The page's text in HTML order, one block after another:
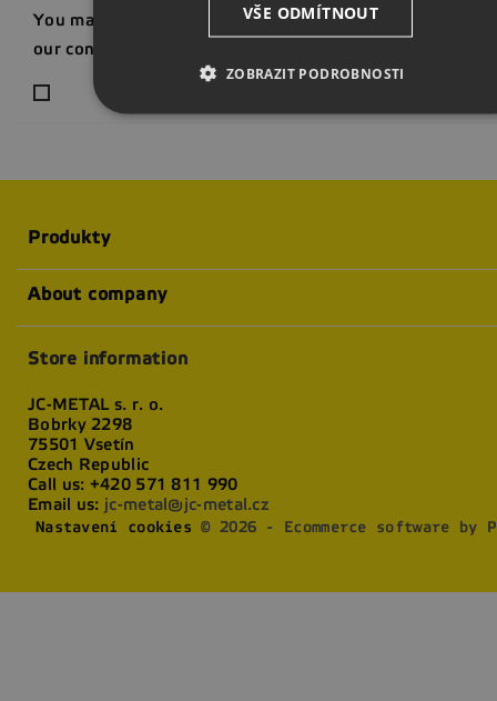
You may unsubscribe at any moment. For that purpose,
our contact info in the legal notice.
Produkty
About company
Store information
JC-METAL s. r. o.
Bobrky 2298
75501 Vsetín
Czech Republic
Call us: +420 571 811 990
Email us: jc-metal@jc-metal.cz
Nastavení cookies © 2026 - Ecommerce software by
VŠE ODMÍTNOUT
ZOBRAZIT PODROBNOSTI